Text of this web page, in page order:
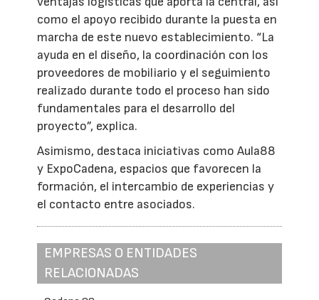
como el apoyo recibido durante la puesta en
marcha de este nuevo establecimiento. “La
ayuda en el diseño, la coordinación con los
proveedores de mobiliario y el seguimiento
realizado durante todo el proceso han sido
fundamentales para el desarrollo del
proyecto”, explica.
Asimismo, destaca iniciativas como Aula88
y ExpoCadena, espacios que favorecen la
formación, el intercambio de experiencias y
el contacto entre asociados.
EMPRESAS O ENTIDADES
RELACIONADAS